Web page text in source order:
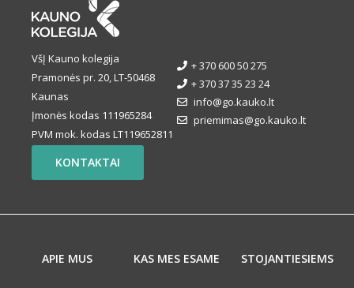
VšĮ Kauno kolegija
Pramonės pr. 20, LT-50468
Kaunas
Įmonės kodas 111965284
PVM mok. kodas LT119652811
+ 370 600 50 275
+ 370 37 35 23 24
info@go.kauko.lt
priemimas@go.kauko.lt
KONTAKTAI
APIE MUS KAS MES ESAME STOJANTIESIEMS